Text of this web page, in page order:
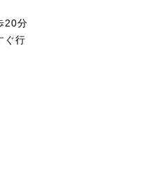
20分
ぐ行